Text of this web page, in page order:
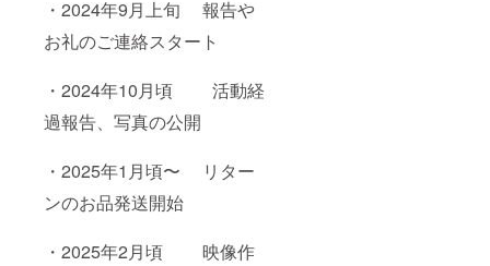
・2024年9月上旬 報告や
お礼のご連絡スタート
・2024年10月頃 活動経
過報告、写真の公開
・2025年1月頃〜 リター
ンのお品発送開始
・2025年2月頃 映像作